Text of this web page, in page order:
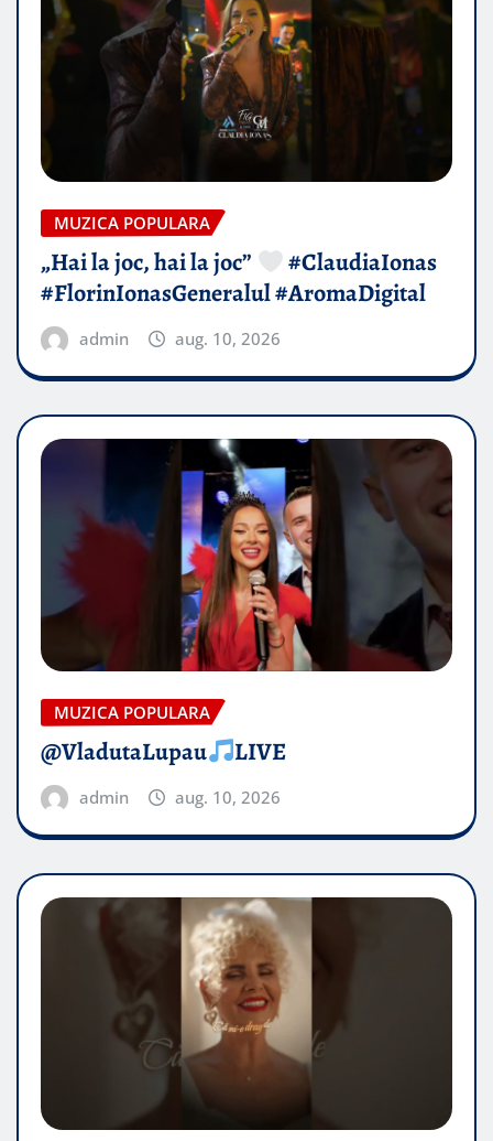
MUZICA POPULARA
„Hai la joc, hai la joc”
#ClaudiaIonas
#FlorinIonasGeneralul #AromaDigital
admin aug. 10, 2026
MUZICA POPULARA
@VladutaLupau LIVE
admin aug. 10, 2026